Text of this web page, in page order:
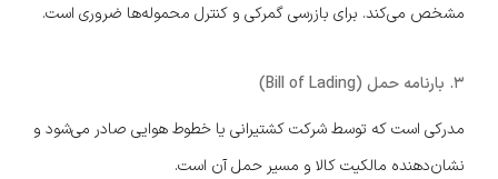
مشخص می‌کند. برای بازرسی گمرکی و کنترل محموله‌ها ضروری است.
3. بارنامه حمل (Bill of Lading)
مدرکی است که توسط شرکت کشتیرانی یا خطوط هوایی صادر می‌شود و
نشان‌دهنده مالکیت کالا و مسیر حمل آن است.